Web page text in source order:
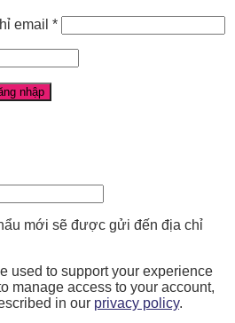
email *
nhập
mới sẽ được gửi đến địa chỉ
used to support your experience
manage access to your account,
in our privacy policy.